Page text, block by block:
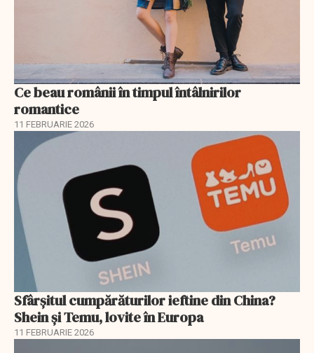
Ce beau românii în timpul întâlnirilor
romantice
11 FEBRUARIE 2026
Sfârșitul cumpărăturilor ieftine din China?
Shein și Temu, lovite în Europa
11 FEBRUARIE 2026